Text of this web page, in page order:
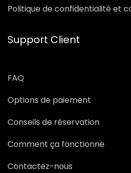
Politique de confidentialité et
Support Client
FAQ
Options de paiement
Conseils de réservation
Comment ça fonctionne
Contactez-nous